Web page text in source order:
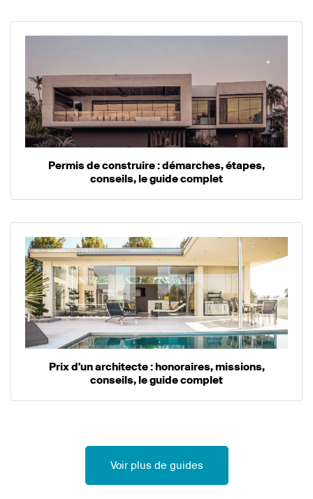
Permis de construire : démarches, étapes,
conseils, le guide complet
Prix d'un architecte : honoraires, missions,
conseils, le guide complet
Voir plus de guides